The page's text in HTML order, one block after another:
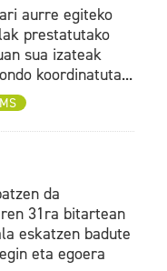
aurre egiteko
prestatutako
sua izateak
koordinatuta...
da
31ra bitartean
eskatzen badute
eta egoera